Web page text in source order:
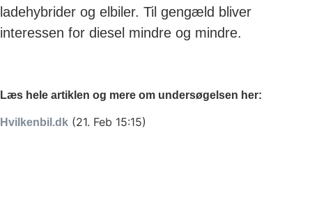
ladehybrider og elbiler. Til gengæld bliver
interessen for diesel mindre og mindre.
Læs hele artiklen og mere om undersøgelsen her:
Hvilkenbil.dk (21. Feb 15:15)